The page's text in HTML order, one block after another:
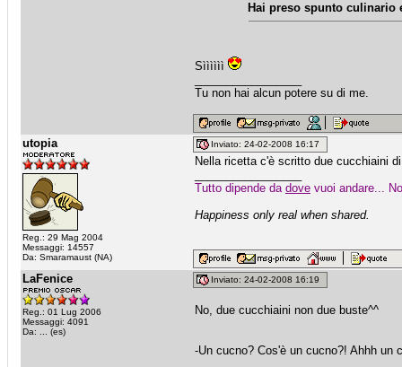
Hai preso spunto
Sìììììì
Tu non hai alcun potere su di me.
utopia
Reg.: 29 Mag 2004
Messaggi: 14557
Da: Smaramaust (NA)
Inviato: 24-02-2008 16:17
Nella ricetta c'è scritto due cucchiaini
Tutto dipende da dove vuoi andare...
Happiness only real when shared.
LaFenice
Reg.: 01 Lug 2006
Messaggi: 4091
Da: ... (es)
Inviato: 24-02-2008 16:19
No, due cucchiaini non due buste^^
-Un cucno? Cos'è un cucno?! Ahhh un